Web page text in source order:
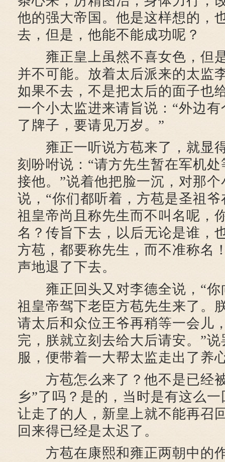
他的强大帝国。他是这样想的，
去，但是，他能不能成功呢？
雍正皇上虽然不喜女色，但
并不可能。放着太后派来的太监
如果不去，不是把太后的面子也
一个小太监进来请旨说：“外边
了牌子，要请见万岁。”
雍正一听说方苞来了，就显
刻吩咐说：“请方先生暂在军机
接他。”说着他把脸一沉，对那
说，“你们都听着，方苞是圣祖
祖皇帝尚且称先生而不叫名呢，
名？传旨下去，以后无论是谁，
方苞，都要称先生，而不准称名
声地退了下去。
雍正回头又对李德全说，“你
祖皇帝驾下老臣方苞先生来了。
请太后和众位王爷再稍等一会儿
完，朕就立刻去给大后请安。”
服，便带着一大帮太监走出了养
方苞怎么来了？他不是已经
乡”了吗？是的，当时是有这么
让走了的人，新皇上就不能再召
回来得已经是太迟了。
方苞在康熙和雍正两朝中的